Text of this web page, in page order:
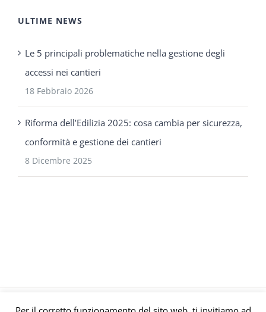
ULTIME NEWS
Le 5 principali problematiche nella gestione degli
accessi nei cantieri
18 Febbraio 2026
Riforma dell’Edilizia 2025: cosa cambia per sicurezza,
conformità e gestione dei cantieri
8 Dicembre 2025